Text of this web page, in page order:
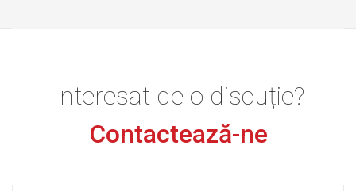
Interesat de o discuție?
Contactează-ne